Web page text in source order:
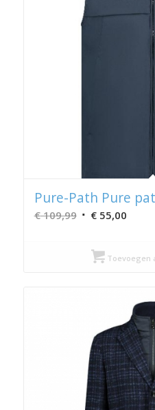
Pure-Path Pure
€109,99 Oorspronkelijke
was:
€ 109,99.
€55,00
€
Toevoegen